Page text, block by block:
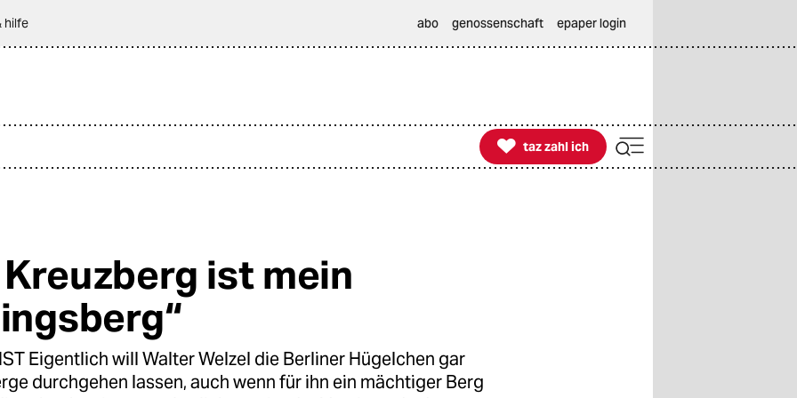
hilfe abo genossenschaft epaper login

taz zahl ich
taz zahl ich
ist mein
Eigentlich will Walter Welzel die Berliner Hügelchen gar
durchgehen lassen, auch wenn für ihn ein mächtiger Berg